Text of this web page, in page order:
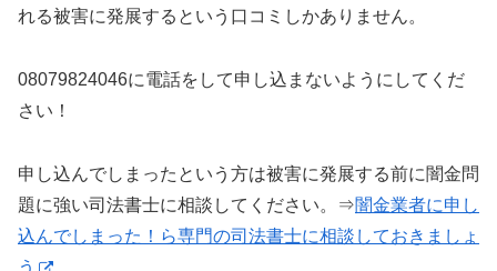
れる被害に発展するという口コミしかありません。
08079824046に電話をして申し込まないようにしてくだ
さい！
申し込んでしまったという方は被害に発展する前に闇金問
題に強い司法書士に相談してください。⇒闇金業者に申し
込んでしまった！ら専門の司法書士に相談しておきましょ
う